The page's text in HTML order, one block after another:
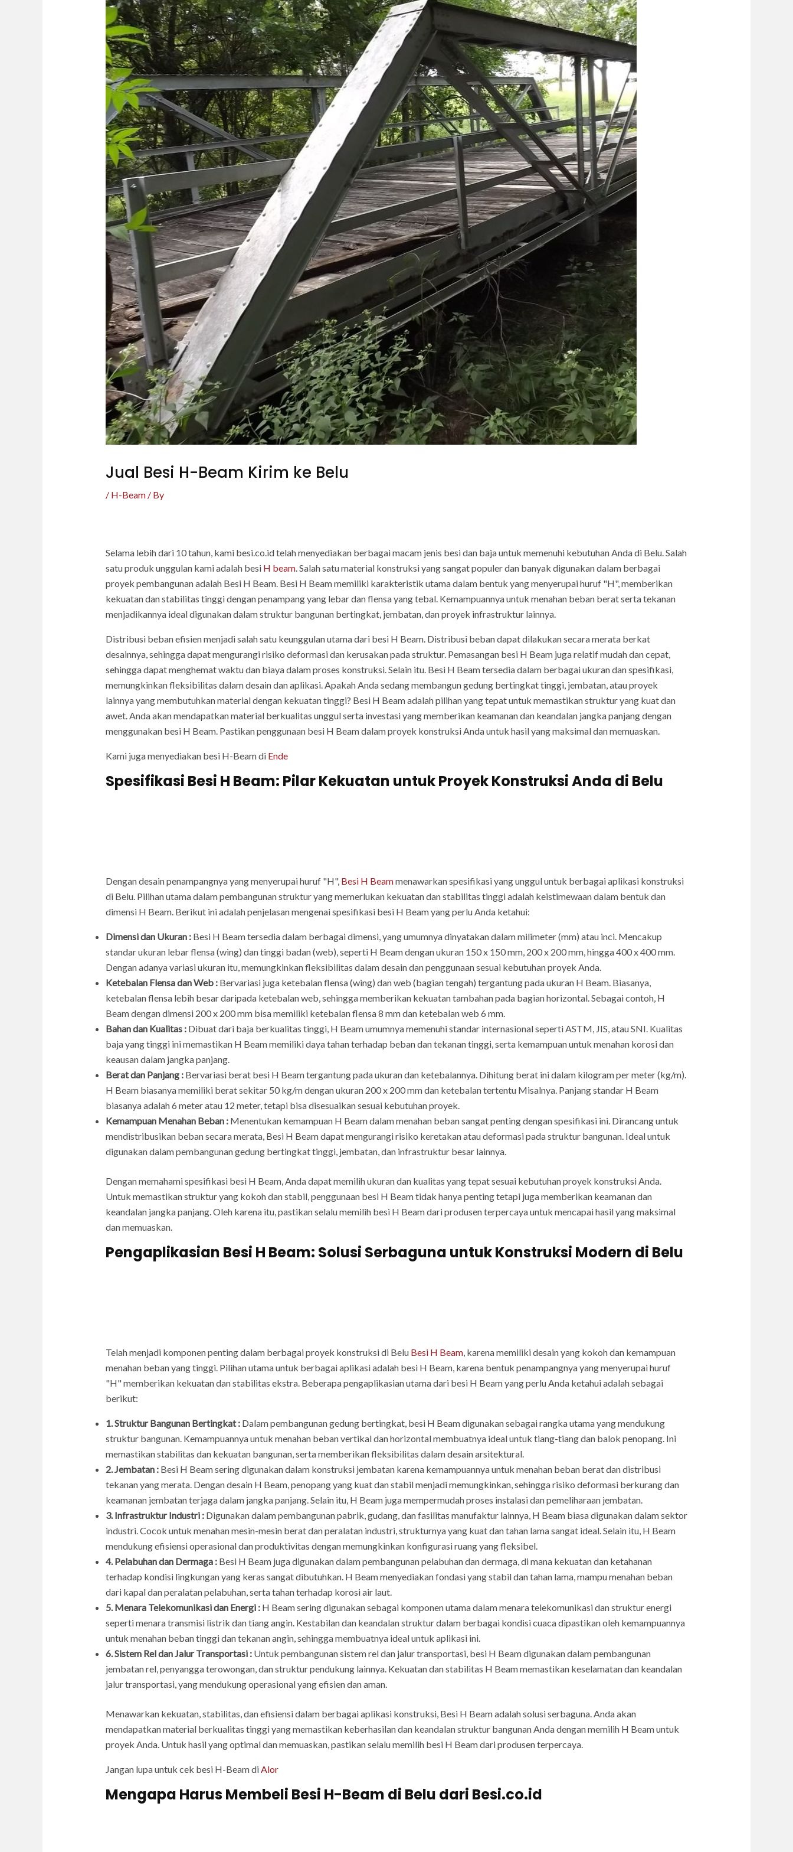
Jual Besi H-Beam Kirim ke Belu
/ H-Beam/ By
Selama lebih dari 10 tahun, kami besi.co.id telah menyediakan berbagai macam jenis besi dan baja untuk memenuhi kebutuhan Anda di Belu. Salah
satu produk unggulan kami adalah besi H beam. Salah satu material konstruksi yang sangat populer dan banyak digunakan dalam berbagai
proyek pembangunan adalah Besi H Beam. Besi H Beam memiliki karakteristik utama dalam bentuk yang menyerupai huruf "H", memberikan
kekuatan dan stabilitas tinggi dengan penampang yang lebar dan flensa yang tebal. Kemampuannya untuk menahan beban berat serta tekanan
menjadikannya ideal digunakan dalam struktur bangunan bertingkat, jembatan, dan proyek infrastruktur lainnya.
Distribusi beban efisien menjadi salah satu keunggulan utama dari besi H Beam. Distribusi beban dapat dilakukan secara merata berkat
desainnya, sehingga dapat mengurangi risiko deformasi dan kerusakan pada struktur. Pemasangan besi H Beam juga relatif mudah dan cepat,
sehingga dapat menghemat waktu dan biaya dalam proses konstruksi. Selain itu. Besi H Beam tersedia dalam berbagai ukuran dan spesifikasi,
memungkinkan fleksibilitas dalam desain dan aplikasi. Apakah Anda sedang membangun gedung bertingkat tinggi, jembatan, atau proyek
lainnya yang membutuhkan material dengan kekuatan tinggi? Besi H Beam adalah pilihan yang tepat untuk memastikan struktur yang kuat dan
awet. Anda akan mendapatkan material berkualitas unggul serta investasi yang memberikan keamanan dan keandalan jangka panjang dengan
menggunakan besi H Beam. Pastikan penggunaan besi H Beam dalam proyek konstruksi Anda untuk hasil yang maksimal dan memuaskan.
Kami juga menyediakan besi H-Beam di Ende
Spesifikasi Besi H Beam: Pilar Kekuatan untuk Proyek Konstruksi Anda di Belu
Dengan desain penampangnya yang menyerupai huruf "H", Besi H Beammenawarkan spesifikasi yang unggul untuk berbagai aplikasi konstruksi
di Belu. Pilihan utama dalam pembangunan struktur yang memerlukan kekuatan dan stabilitas tinggi adalah keistimewaan dalam bentuk dan
dimensi H Beam. Berikut ini adalah penjelasan mengenai spesifikasi besi H Beam yang perlu Anda ketahui:
Dimensi dan Ukuran :Besi H Beam tersedia dalam berbagai dimensi, yang umumnya dinyatakan dalam milimeter (mm) atau inci. Mencakup
standar ukuran lebar flensa (wing) dan tinggi badan (web), seperti H Beam dengan ukuran 150 x 150 mm, 200 x 200 mm, hingga 400 x 400 mm.
Dengan adanya variasi ukuran itu, memungkinkan fleksibilitas dalam desain dan penggunaan sesuai kebutuhan proyek Anda.
Ketebalan Flensa dan Web :Bervariasi juga ketebalan flensa (wing) dan web (bagian tengah) tergantung pada ukuran H Beam. Biasanya,
ketebalan flensa lebih besar daripada ketebalan web, sehingga memberikan kekuatan tambahan pada bagian horizontal. Sebagai contoh, H
Beam dengan dimensi 200 x 200 mm bisa memiliki ketebalan flensa 8 mm dan ketebalan web 6 mm.
Bahan dan Kualitas :Dibuat dari baja berkualitas tinggi, H Beam umumnya memenuhi standar internasional seperti ASTM, JIS, atau SNI. Kualitas
baja yang tinggi ini memastikan H Beam memiliki daya tahan terhadap beban dan tekanan tinggi, serta kemampuan untuk menahan korosi dan
keausan dalam jangka panjang.
Berat dan Panjang :Bervariasi berat besi H Beam tergantung pada ukuran dan ketebalannya. Dihitung berat ini dalam kilogram per meter (kg/m).
H Beam biasanya memiliki berat sekitar 50 kg/m dengan ukuran 200 x 200 mm dan ketebalan tertentu Misalnya. Panjang standar H Beam
biasanya adalah 6 meter atau 12 meter, tetapi bisa disesuaikan sesuai kebutuhan proyek.
Kemampuan Menahan Beban :Menentukan kemampuan H Beam dalam menahan beban sangat penting dengan spesifikasi ini. Dirancang untuk
mendistribusikan beban secara merata, Besi H Beam dapat mengurangi risiko keretakan atau deformasi pada struktur bangunan. Ideal untuk
digunakan dalam pembangunan gedung bertingkat tinggi, jembatan, dan infrastruktur besar lainnya.
Dengan memahami spesifikasi besi H Beam, Anda dapat memilih ukuran dan kualitas yang tepat sesuai kebutuhan proyek konstruksi Anda.
Untuk memastikan struktur yang kokoh dan stabil, penggunaan besi H Beam tidak hanya penting tetapi juga memberikan keamanan dan
keandalan jangka panjang. Oleh karena itu, pastikan selalu memilih besi H Beam dari produsen terpercaya untuk mencapai hasil yang maksimal
dan memuaskan.
Pengaplikasian Besi H Beam: Solusi Serbaguna untuk Konstruksi Modern di Belu
Telah menjadi komponen penting dalam berbagai proyek konstruksi di Belu Besi H Beam, karena memiliki desain yang kokoh dan kemampuan
menahan beban yang tinggi. Pilihan utama untuk berbagai aplikasi adalah besi H Beam, karena bentuk penampangnya yang menyerupai huruf
"H" memberikan kekuatan dan stabilitas ekstra. Beberapa pengaplikasian utama dari besi H Beam yang perlu Anda ketahui adalah sebagai
berikut:
1. Struktur Bangunan Bertingkat :Dalam pembangunan gedung bertingkat, besi H Beam digunakan sebagai rangka utama yang mendukung
struktur bangunan. Kemampuannya untuk menahan beban vertikal dan horizontal membuatnya ideal untuk tiang-tiang dan balok penopang. Ini
memastikan stabilitas dan kekuatan bangunan, serta memberikan fleksibilitas dalam desain arsitektural.
2. Jembatan :Besi H Beam sering digunakan dalam konstruksi jembatan karena kemampuannya untuk menahan beban berat dan distribusi
tekanan yang merata. Dengan desain H Beam, penopang yang kuat dan stabil menjadi memungkinkan, sehingga risiko deformasi berkurang dan
keamanan jembatan terjaga dalam jangka panjang. Selain itu, H Beam juga mempermudah proses instalasi dan pemeliharaan jembatan.
3. Infrastruktur Industri :Digunakan dalam pembangunan pabrik, gudang, dan fasilitas manufaktur lainnya, H Beam biasa digunakan dalam sektor
industri. Cocok untuk menahan mesin-mesin berat dan peralatan industri, strukturnya yang kuat dan tahan lama sangat ideal. Selain itu, H Beam
mendukung efisiensi operasional dan produktivitas dengan memungkinkan konfigurasi ruang yang fleksibel.
4. Pelabuhan dan Dermaga :Besi H Beam juga digunakan dalam pembangunan pelabuhan dan dermaga, di mana kekuatan dan ketahanan
terhadap kondisi lingkungan yang keras sangat dibutuhkan. H Beam menyediakan fondasi yang stabil dan tahan lama, mampu menahan beban
dari kapal dan peralatan pelabuhan, serta tahan terhadap korosi air laut.
5. Menara Telekomunikasi dan Energi :H Beam sering digunakan sebagai komponen utama dalam menara telekomunikasi dan struktur energi
seperti menara transmisi listrik dan tiang angin. Kestabilan dan keandalan struktur dalam berbagai kondisi cuaca dipastikan oleh kemampuannya
untuk menahan beban tinggi dan tekanan angin, sehingga membuatnya ideal untuk aplikasi ini.
6. Sistem Rel dan Jalur Transportasi :Untuk pembangunan sistem rel dan jalur transportasi, besi H Beam digunakan dalam pembangunan
jembatan rel, penyangga terowongan, dan struktur pendukung lainnya. Kekuatan dan stabilitas H Beam memastikan keselamatan dan keandalan
jalur transportasi, yang mendukung operasional yang efisien dan aman.
Menawarkan kekuatan, stabilitas, dan efisiensi dalam berbagai aplikasi konstruksi, Besi H Beam adalah solusi serbaguna. Anda akan
mendapatkan material berkualitas tinggi yang memastikan keberhasilan dan keandalan struktur bangunan Anda dengan memilih H Beam untuk
proyek Anda. Untuk hasil yang optimal dan memuaskan, pastikan selalu memilih besi H Beam dari produsen terpercaya.
Jangan lupa untuk cek besi H-Beam diAlor
Mengapa Harus Membeli Besi H-Beam di Belu dari Besi.co.id